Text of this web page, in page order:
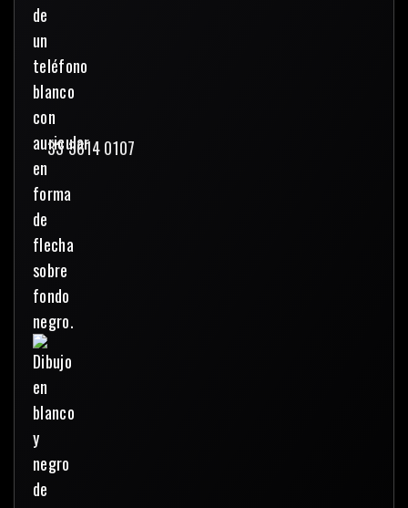
33 3614 0107